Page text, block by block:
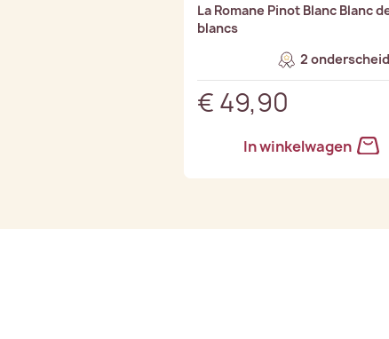
La Romane Pinot Blanc Blanc
blancs
2
€ 49,90
In winkelwagen